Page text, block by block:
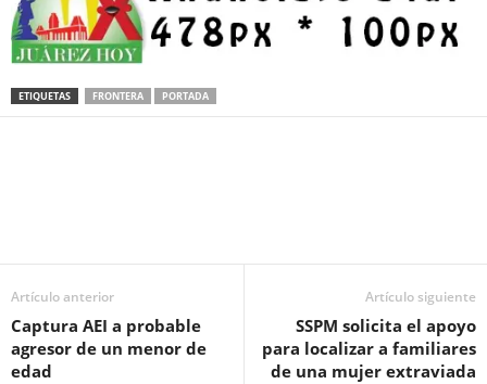
ETIQUETAS FRONTERA PORTADA
Artículo anterior
Captura AEI a probable
agresor de un menor de
edad
Artículo siguiente
SSPM solicita el apoyo
para localizar a familiares
de una mujer extraviada